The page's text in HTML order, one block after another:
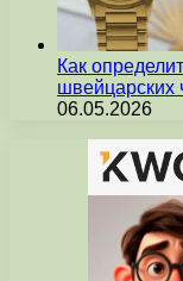
Как
швейцарских
06.05.2026